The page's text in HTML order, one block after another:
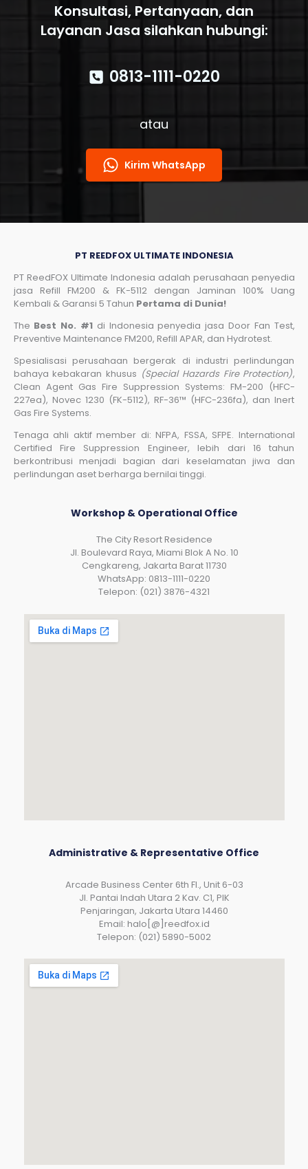
Siap
Konsultasi, Pertanyaan, dan
Layanan Jasa silahkan hubungi:
0813-1111-0220
atau
Kirim WhatsApp
PT REEDFOX ULTIMATE INDONESIA
PT ReedFOX Ultimate Indonesia adalah perusahaan penyedia
jasa Refill FM200 & FK-5112 dengan Jaminan 100% Uang
Kembali & Garansi 5 Tahun Pertama di Dunia!
The Best No. #1di Indonesia penyedia jasa Door Fan Test,
Preventive Maintenance FM200, Refill APAR, dan Hydrotest.
Spesialisasi perusahaan bergerak di industri perlindungan
bahaya kebakaran khusus (Special Hazards Fire Protection),
Clean Agent Gas Fire Suppression Systems: FM-200 (HFC-
227ea), Novec 1230 (FK-5112), RF-36™ (HFC-236fa), dan Inert
Gas Fire Systems.
Tenaga ahli aktif member di: NFPA, FSSA, SFPE. International
Certified Fire Suppression Engineer, lebih dari 16 tahun
berkontribusi menjadi bagian dari keselamatan jiwa dan
perlindungan aset berharga bernilai tinggi.
Workshop & Operational Office
The City Resort Residence
Jl. Boulevard Raya, Miami Blok A No. 10
Cengkareng, Jakarta Barat 11730
WhatsApp: 0813-1111-0220
Telepon: (021) 3876-4321
Administrative & Representative Office
Arcade Business Center 6th Fl., Unit 6-03
JI. Pantai Indah Utara 2 Kav. C1, PIK
Penjaringan, Jakarta Utara 14460
Email: halo[@]reedfox.id
Telepon: (021) 5890-5002